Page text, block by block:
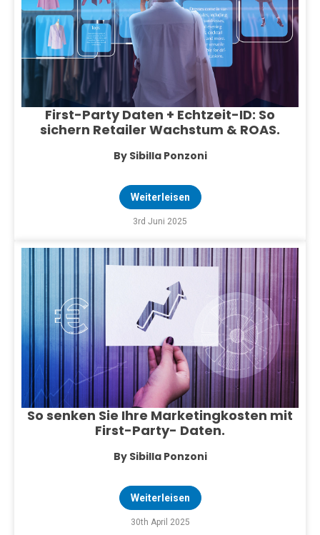
First-Party Daten + Echtzeit-ID: So
sichern Retailer Wachstum & ROAS.
By Sibilla Ponzoni
Weiterleisen
3rd Juni 2025
So senken Sie Ihre Marketingkosten mit
First-Party- Daten.
By Sibilla Ponzoni
Weiterleisen
30th April 2025